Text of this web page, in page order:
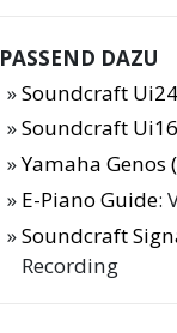
PASSEND DAZU
Soundcraft
Soundcraft
Yamaha Genos
E-Piano Guide:
Soundcraft
Recording